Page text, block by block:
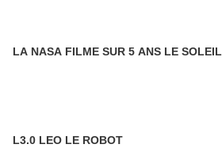
LA NASA FILME SUR 5 ANS LE SOLEIL
L3.0 LEO LE ROBOT